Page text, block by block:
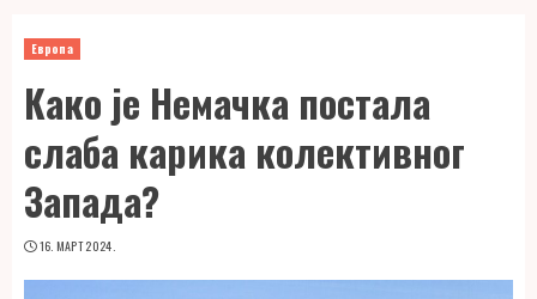
Европа
Како је Немачка постала
слаба карика колективног
Запада?
16. МАРТ 2024.